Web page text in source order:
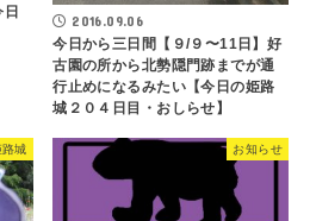
日
2016.09.06
今日から三日間【９/９〜11日】好
古園の所から北勢隠門跡までが通
行止めになるみたい【今日の姫路
城２０４日目・おしらせ】
城 お知らせ